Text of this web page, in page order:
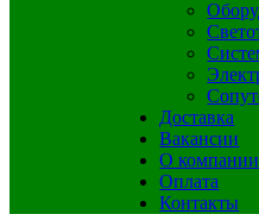
Доставка
Вакансии
О компании
Оплата
Контакты